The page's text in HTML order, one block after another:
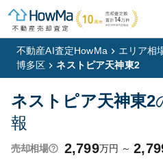
不動産AI査定HowMa エリア相
博多区
ネストピア天神東2
ネストピア天神東2
報
売却相場 2,799万円 ～